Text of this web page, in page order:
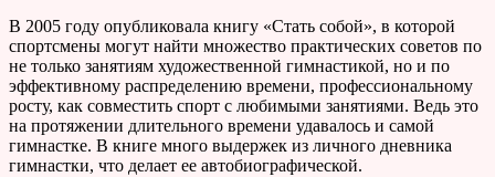
В 2005 году опубликовала книгу «Стать собой», в которой
спортсмены могут найти множество практических советов по
не только занятиям художественной гимнастикой, но и по
эффективному распределению времени, профессиональному
росту, как совместить спорт с любимыми занятиями. Ведь это
на протяжении длительного времени удавалось и самой
гимнастке. В книге много выдержек из личного дневника
гимнастки, что делает ее автобиографической.